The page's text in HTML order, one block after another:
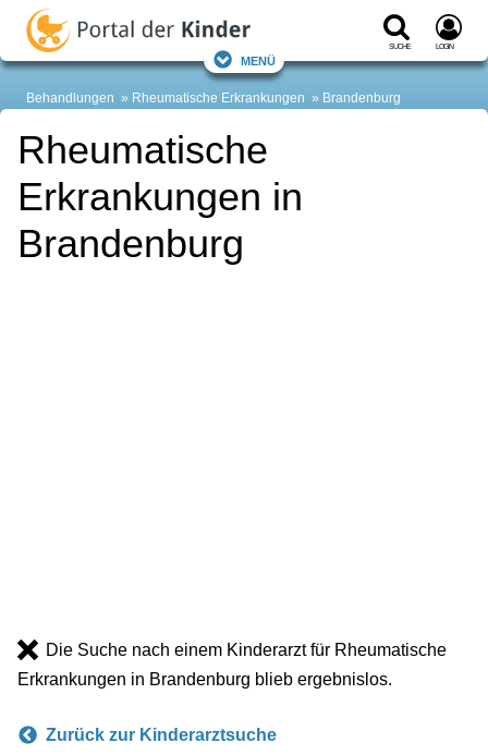
Suche Login
Menü
Behandlungen Rheumatische Erkrankungen Brandenburg
Rheumatische
Erkrankungen in
Brandenburg
Die Suche nach einem Kinderarzt für Rheumatische
Erkrankungen in Brandenburg blieb ergebnislos.
Zurück zur Kinderarztsuche